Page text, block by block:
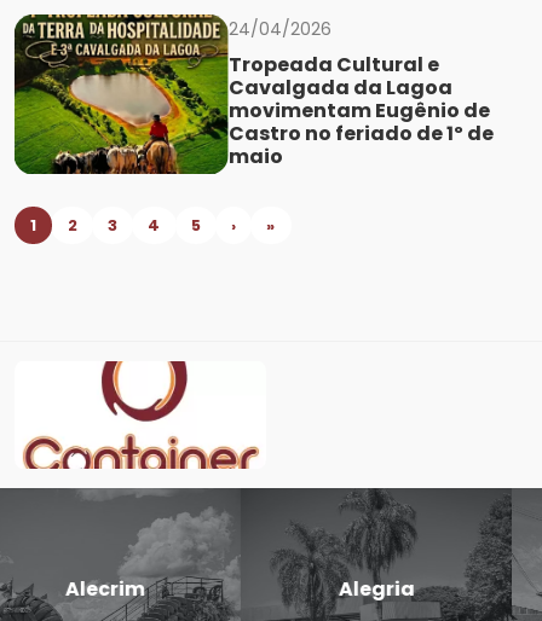
24/04/2026
Tropeada Cultural e
Cavalgada da Lagoa
movimentam Eugênio de
Castro no feriado de 1º de
maio
1 2 3 4 5 › »
Candido
Godói
Cerro Largo